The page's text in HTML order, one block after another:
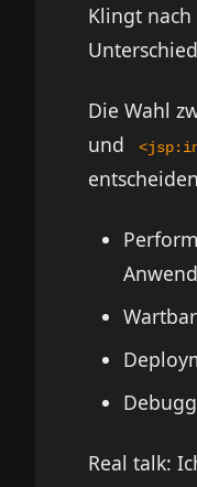
Klingt
Die Wahl
und
Real talk: